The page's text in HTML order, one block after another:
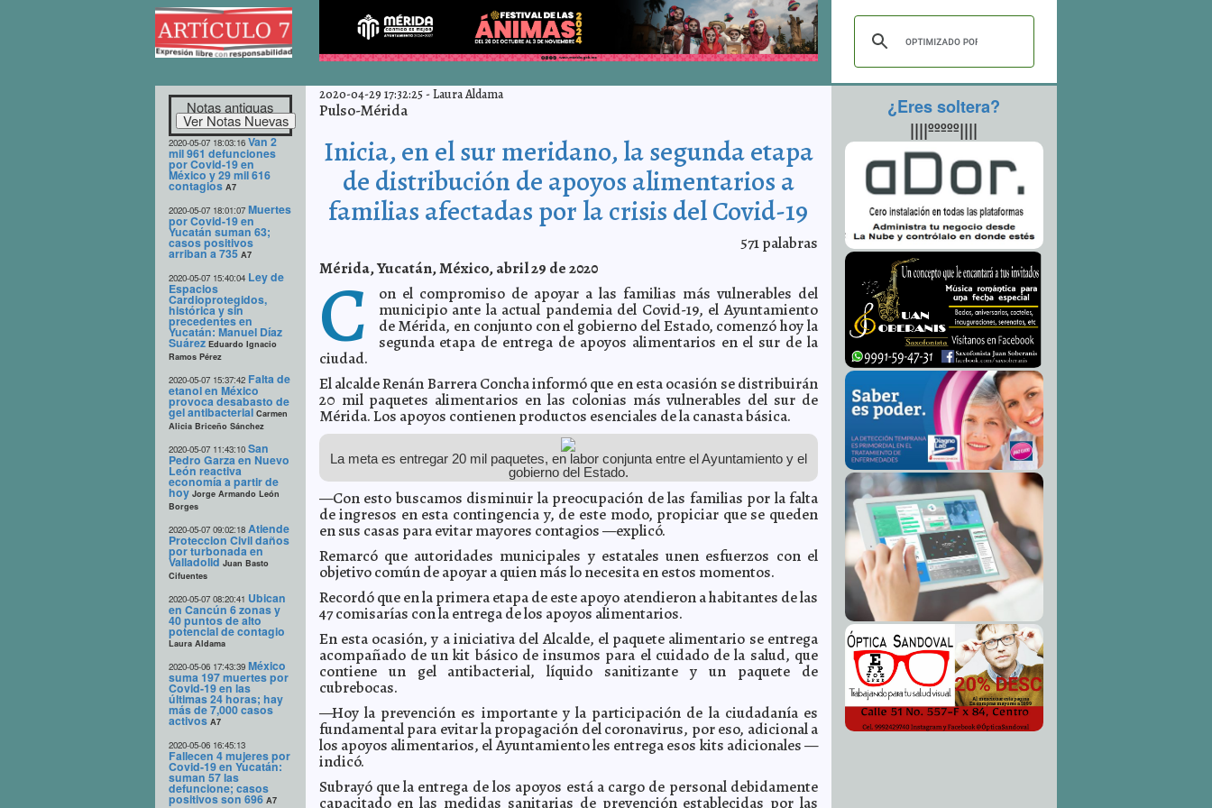
Notas antiguas
2020-05-07 18:03:16 Van 2
mil 961 defunciones
por Covid-19 en
México y 29 mil 616
contagios A7
2020-05-07 18:01:07 Muertes
por Covid-19 en
Yucatán suman 63;
casos positivos
arriban a 735 A7
2020-05-07 15:40:04 Ley de
Espacios
Cardioprotegidos,
histórica y sin
precedentes en
Yucatán: Manuel Díaz
Suárez Eduardo Ignacio
Ramos Pérez
2020-05-07 15:37:42 Falta de
etanol en México
provoca desabasto de
gel antibacterial Carmen
Alicia Briceño Sánchez
2020-05-07 11:43:10 San
Pedro Garza en Nuevo
León reactiva
economía a partir de
hoy Jorge Armando León
Borges
2020-05-07 09:02:18 Atiende
Proteccion Civil daños
por turbonada en
Valladolid Juan Basto
Cifuentes
2020-05-07 08:20:41 Ubican
en Cancún 6 zonas y
40 puntos de alto
potencial de contagio
Laura Aldama
2020-05-06 17:43:39 México
suma 197 muertes por
Covid-19 en las
últimas 24 horas; hay
más de 7,000 casos
activos A7
2020-05-06 16:45:13
Fallecen 4 mujeres por
Covid-19 en Yucatán:
suman 57 las
defuncione; casos
positivos son 696 A7
2020-04-29 17:32:25-Laura Aldama
Pulso-Mérida
Inicia, en el sur meridano, la segunda etapa
de distribución de apoyos alimentarios a
familias afectadas por la crisis del Covid-19
571palabras
Mérida, Yucatán, México, abril 29 de 2020
C on el compromiso de apoyar a las familias más vulnerables del
municipio ante la actual pandemia del Covid-19, el Ayuntamiento
de Mérida, en conjunto con el gobierno del Estado, comenzó hoy la
segunda etapa de entrega de apoyos alimentarios en el sur de la
ciudad.
El alcalde Renán Barrera Concha informó que en esta ocasión se distribuirán
20 mil paquetes alimentarios en las colonias más vulnerables del sur de
Mérida. Los apoyos contienen productos esenciales de la canasta básica.
La meta es entregar 20 mil paquetes, en labor conjunta entre el Ayuntamiento y el
gobierno del Estado.
—Con esto buscamos disminuir la preocupación de las familias por la falta
de ingresos en esta contingencia y, de este modo, propiciar que se queden
en sus casas para evitar mayores contagios —explicó.
Remarcó que autoridades municipales y estatales unen esfuerzos con el
objetivo común de apoyar a quien más lo necesita en estos momentos.
Recordó que en la primera etapa de este apoyo atendieron a habitantes de las
47 comisarías con la entrega de los apoyos alimentarios.
En esta ocasión, y a iniciativa del Alcalde, el paquete alimentario se entrega
acompañado de un kit básico de insumos para el cuidado de la salud, que
contiene un gel antibacterial, líquido sanitizante y un paquete de
cubrebocas.
—Hoy la prevención es importante y la participación de la ciudadanía es
fundamental para evitar la propagación del coronavirus, por eso, adicional a
los apoyos alimentarios, el Ayuntamiento les entrega esos kits adicionales —
indicó.
Subrayó que la entrega de los apoyos está a cargo de personal debidamente
capacitado en las medidas sanitarias de prevención establecidas por las
¿Eres soltera?
||||ººººº||||